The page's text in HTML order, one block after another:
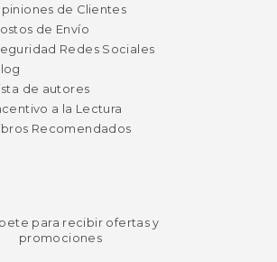
de Clientes
de Envío
Redes Sociales
de autores
a la Lectura
Recomendados
para recibir ofertas y
promociones